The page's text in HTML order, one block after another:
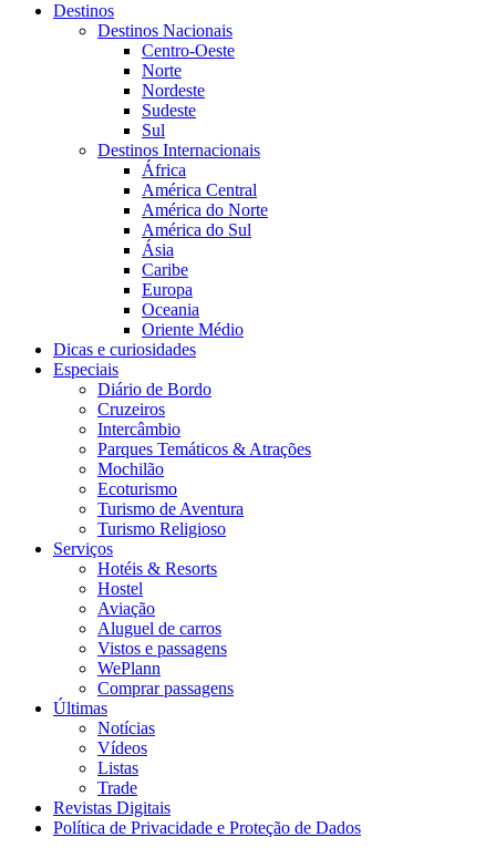
Destinos
Destinos Nacionais
Centro-Oeste
Norte
Nordeste
Sudeste
Sul
Destinos Internacionais
África
América Central
América do Norte
América do Sul
Ásia
Caribe
Europa
Oceania
Oriente Médio
Dicas e curiosidades
Especiais
Diário de Bordo
Cruzeiros
Intercâmbio
Parques Temáticos & Atrações
Mochilão
Ecoturismo
Turismo de Aventura
Turismo Religioso
Serviços
Hotéis & Resorts
Hostel
Aviação
Aluguel de carros
Vistos e passagens
WePlann
Comprar passagens
Últimas
Notícias
Vídeos
Listas
Trade
Revistas Digitais
Política de Privacidade e Proteção de Dados